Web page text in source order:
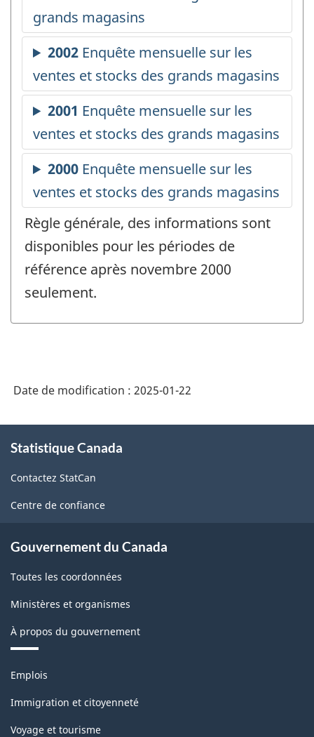
Règle générale, des informations sont
disponibles pour les périodes de
référence après novembre 2000
seulement.
Date de modification : 2025-01-22
propos
ce
site
Statistique Canada
Contactez StatCan
Centre de confiance
Gouvernement du Canada
Toutes les coordonnées
Ministères et organismes
À propos du gouvernement
Thèmes
sujets
Emplois
Immigration et citoyenneté
Voyage et tourisme